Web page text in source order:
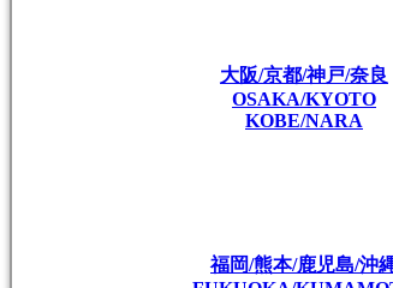
大阪/京都/神戸/奈良
OSAKA/KYOTO
KOBE/NARA
福岡/熊本/鹿児島/沖